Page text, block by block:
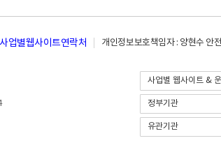
사업별웹사이트연락처 개인정보보호책임자 : 양현수 안